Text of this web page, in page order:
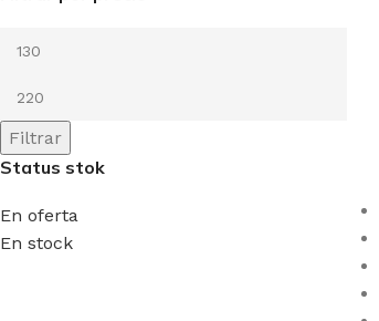
Filtrar
Status stok
En oferta
En stock